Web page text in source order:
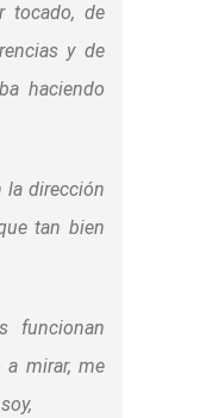
tocado, de
y de
haciendo
la dirección
tan bien
funcionan
a mirar, me